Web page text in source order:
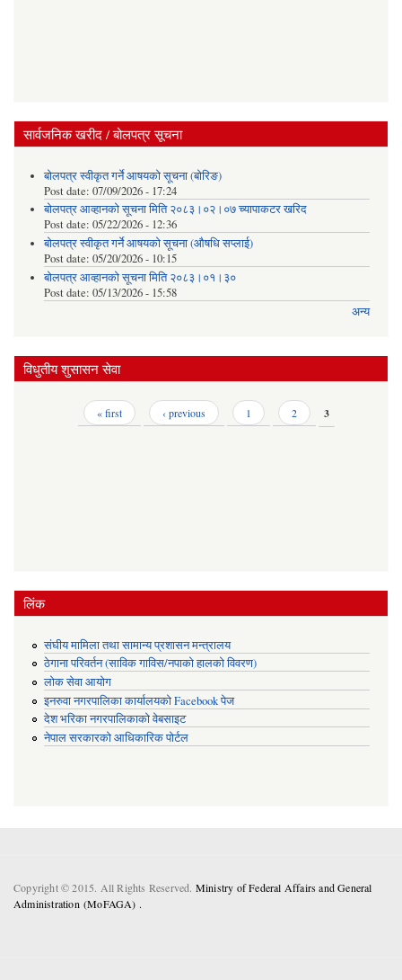
सार्वजनिक खरीद / बोलपत्र सूचना
बोलपत्र स्वीकृत गर्ने आषयको सूचना (बोरिङ)
Post date: 07/09/2026 - 17:24
बोलपत्र आव्हानको सूचना मिति २०८३।०२।०७ च्यापाकटर खरिद
Post date: 05/22/2026 - 12:36
बोलपत्र स्वीकृत गर्ने आषयको सूचना (औषधि सप्लाई)
Post date: 05/20/2026 - 10:15
बोलपत्र आव्हानको सूचना मिति २०८३।०१।३०
Post date: 05/13/2026 - 15:58
अन्य
विधुतीय शुसासन सेवा
« first ‹ previous 1 2 3
लिंक
संघीय मामिला तथा सामान्य प्रशासन मन्त्रालय
ठेगाना परिवर्तन (साविक गाविस/नपाको हालको विवरण)
लोक सेवा आयोग
इनरुवा नगरपालिका कार्यालयको Facebook पेज
देश भरिका नगरपालिकाको वेबसाइट
नेपाल सरकारको आधिकारिक पोर्टल
Copyright © 2015. All Rights Reserved. Ministry of Federal Affairs and General
Administration (MoFAGA) .